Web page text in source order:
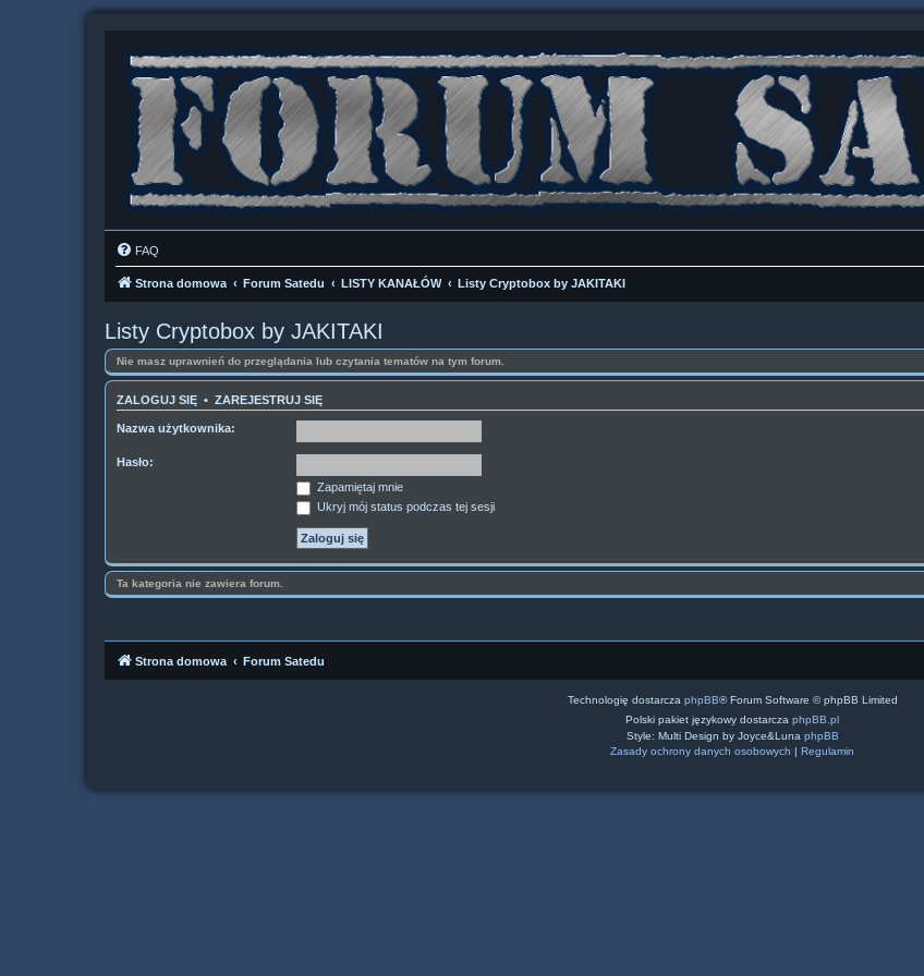
FAQ
Strona domowa Forum Satedu LISTY KANAŁÓW Listy Cryptobox by JAKITAKI
Listy Cryptobox by JAKITAKI
Nie masz uprawnień do przeglądania lub czytania tematów na tym forum.
ZALOGUJ SIĘ • ZAREJESTRUJ SIĘ
Nazwa użytkownika:
Hasło:
Zapamiętaj mnie
Ukryj mój status podczas tej sesji
Ta kategoria nie zawiera forum.
Strona domowa Forum Satedu
Technologię dostarcza phpBB® Forum Software © phpBB Limited
Polski pakiet językowy dostarcza phpBB.pl
Style: Multi Design by Joyce&Luna phpBB
Zasady ochrony danych osobowych | Regulamin